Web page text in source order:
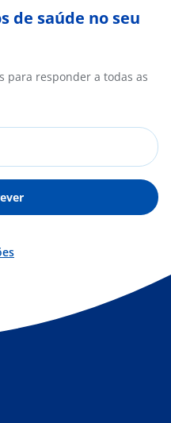
de saúde no seu
para responder a todas as